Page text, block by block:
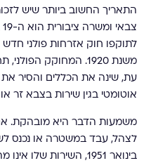
התאריך החשוב ביותר שיש
לתוקפו חוק אזרחות פולני
משנת 1920. המחוקק
עת, שינה את הכללים והסיר
אוטומטי בגין שירות בצבא זר
משמעות הדבר היא מובהקת.
בינואר 1951, השירות